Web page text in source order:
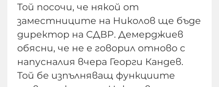
Той посочи, че някой от
заместниците на Николов ще бъде
директор на СДВР. Демерджиев
обясни, че не е говорил отново с
напусналия вчера Георги Кандев.
Той бе изпълняващ функциите